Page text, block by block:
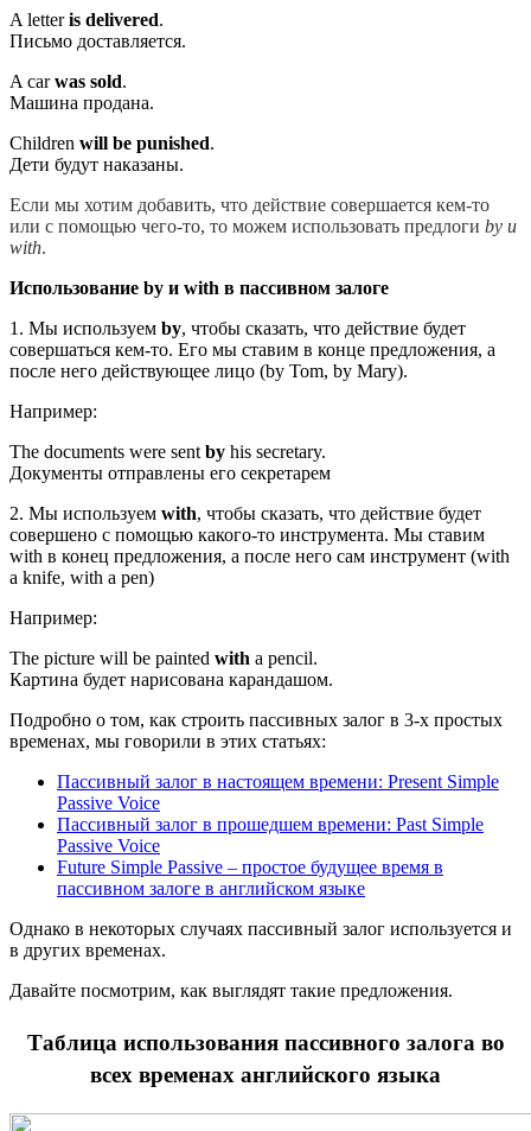
A letteris delivered.
Письмо доставляется.
A carwas sold.
Машина продана.
Children will be punished.
Дети будут наказаны.
Если мы хотим добавить, что действие совершается кем-то
или с помощью чего-то, то можем использовать предлоги by и
with.
Использование by и with в пассивном залоге
1. Мы используем by, чтобы сказать, что действие будет
совершаться кем-то. Его мы ставим в конце предложения, а
после него действующее лицо (by Tom, by Mary).
Например:
The documents were sent by his secretary.
Документы отправлены его секретарем
2. Мы используем with, чтобы сказать, что действие будет
совершено с помощью какого-то инструмента. Мы ставим
with в конец предложения, а после него сам инструмент (with
a knife, with a pen)
Например:
The picture will be painted with a pencil.
Картина будет нарисована карандашом.
Подробно о том, как строить пассивных залог в 3-х простых
временах, мы говорили в этих статьях:
Пассивный залог в настоящем времени: Present Simple
Passive Voice
Пассивный залог в прошедшем времени: Past Simple
Passive Voice
Future Simple Passive – простое будущее время в
пассивном залоге в английском языке
Однако в некоторых случаях пассивный залог используется и
в других временах.
Давайте посмотрим, как выглядят такие предложения.
Таблица использования пассивного залога во
всех временах английского языка